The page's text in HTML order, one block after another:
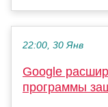
22:00, 30 Янв
Google
программы